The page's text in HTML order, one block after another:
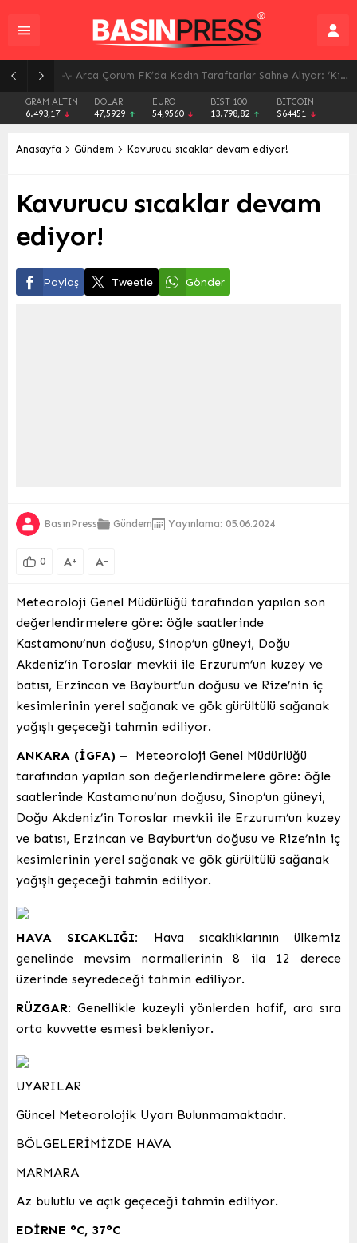
Arca Çorum FK’da Kadın Taraftarlar Sahne Alıyor: ‘Kırmızı Kanatlar’ Tribünlere Güç Katacak
GRAM ALTIN
6.493,17
DOLAR
47,5929
EURO
54,9560
BIST 100
13.798,82
BITCOIN
$64451
Anasayfa Gündem Kavurucu sıcaklar devam ediyor!
Kavurucu sıcaklar devam
ediyor!
Paylaş Tweetle Gönder
BasınPress Gündem Yayınlama: 05.06.2024
0 A+ A-
Meteoroloji Genel Müdürlüğü tarafından yapılan son
değerlendirmelere göre: öğle saatlerinde
Kastamonu’nun doğusu, Sinop’un güneyi, Doğu
Akdeniz’in Toroslar mevkii ile Erzurum’un kuzey ve
batısı, Erzincan ve Bayburt’un doğusu ve Rize’nin iç
kesimlerinin yerel sağanak ve gök gürültülü sağanak
yağışlı geçeceği tahmin ediliyor.
ANKARA (İGFA) – Meteoroloji Genel Müdürlüğü
tarafından yapılan son değerlendirmelere göre: öğle
saatlerinde Kastamonu’nun doğusu, Sinop’un güneyi,
Doğu Akdeniz’in Toroslar mevkii ile Erzurum’un kuzey
ve batısı, Erzincan ve Bayburt’un doğusu ve Rize’nin iç
kesimlerinin yerel sağanak ve gök gürültülü sağanak
yağışlı geçeceği tahmin ediliyor.
HAVA SICAKLIĞI: Hava sıcaklıklarının ülkemiz
genelinde mevsim normallerinin 8 ila 12 derece
üzerinde seyredeceği tahmin ediliyor.
RÜZGAR: Genellikle kuzeyli yönlerden hafif, ara sıra
orta kuvvette esmesi bekleniyor.
UYARILAR
Güncel Meteorolojik Uyarı Bulunmamaktadır.
BÖLGELERİMİZDE HAVA
MARMARA
Az bulutlu ve açık geçeceği tahmin ediliyor.
EDİRNE °C, 37°C